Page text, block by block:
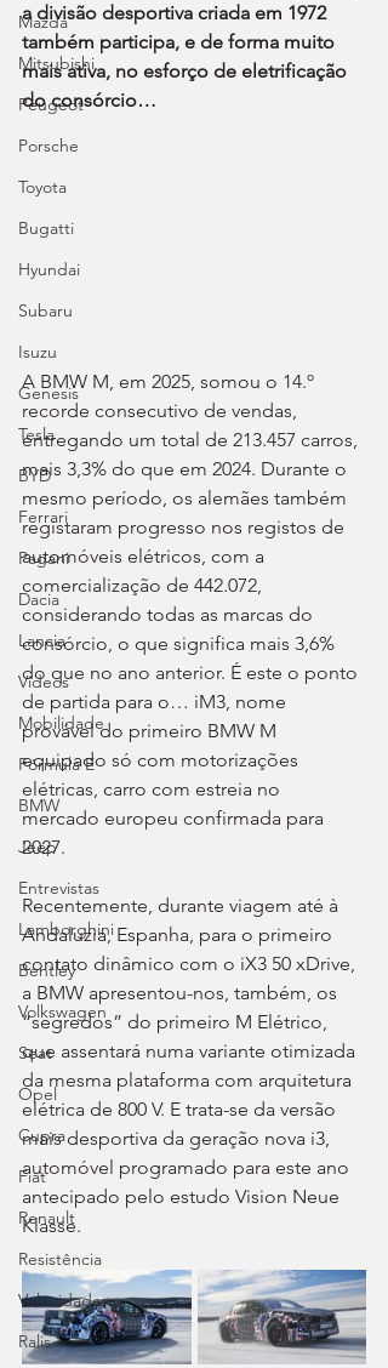
Mazda
Mitsubishi
Peugeot
Porsche
Toyota
Bugatti
Hyundai
Subaru
Isuzu
Genesis
Tesla
BYD
Ferrari
Pagani
Dacia
Lancia
Videos
Mobilidade
Fórmula E
BMW
Jeep
Entrevistas
Lamborghini
Bentley
Volkswagen
Seat
Opel
Cupra
Fiat
Renault
Resistência
Velocidade
Ralis
a divisão desportiva criada em 1972
também participa, e de forma muito
mais ativa, no esforço de eletrificação
do consórcio…
A BMW M, em 2025, somou o 14.º
recorde consecutivo de vendas,
entregando um total de 213.457 carros,
mais 3,3% do que em 2024. Durante o
mesmo período, os alemães também
registaram progresso nos registos de
automóveis elétricos, com a
comercialização de 442.072,
considerando todas as marcas do
consórcio, o que significa mais 3,6%
do que no ano anterior. É este o ponto
de partida para o… iM3, nome
provável do primeiro BMW M
equipado só com motorizações
elétricas, carro com estreia no
mercado europeu confirmada para
2027.
Recentemente, durante viagem até à
Andaluzia, Espanha, para o primeiro
contato dinâmico com o iX3 50 xDrive,
a BMW apresentou-nos, também, os
“segredos” do primeiro M Elétrico,
que assentará numa variante otimizada
da mesma plataforma com arquitetura
elétrica de 800 V. E trata-se da versão
mais desportiva da geração nova i3,
automóvel programado para este ano
antecipado pelo estudo Vision Neue
Klasse.